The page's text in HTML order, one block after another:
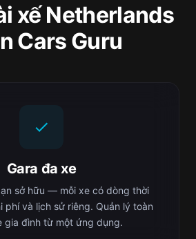
xế Netherlands
Cars Guru
Gara đa xe
sở hữu — mỗi xe có dòng thời
phí và lịch sử riêng. Quản lý toàn
gia đình từ một ứng dụng.